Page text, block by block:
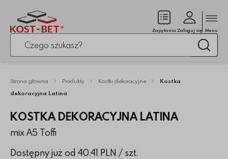
Po kliknięciu przycisku fraza zostanie wyszukana
Zapytania
(pusty)Zaloguj się Menu
Strona główna Produkty Kostki dekoracyjne
Kostka
dekoracyjna Latina
KOSTKA DEKORACYJNA LATINA
mix A5 Toffi
Dostępny już od 40.41 PLN / szt.